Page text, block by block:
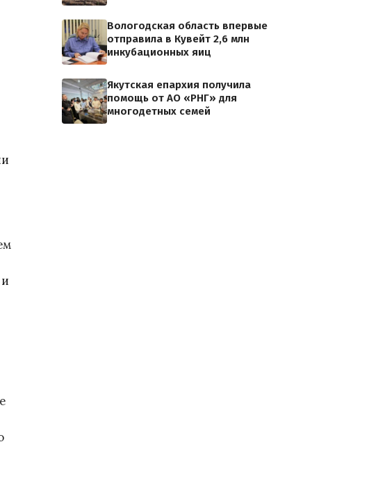
Вологодская область впервые
отправила в Кувейт 2,6 млн
инкубационных яиц
Якутская епархия получила
помощь от АО «РНГ» для
многодетных семей